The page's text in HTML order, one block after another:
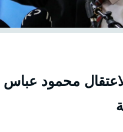
محمود عباس